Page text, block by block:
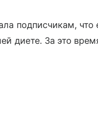
подписчикам,
диете. За это